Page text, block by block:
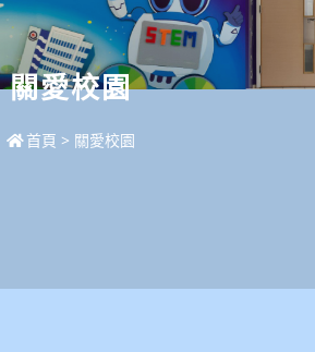
關愛校園
首頁 > 關愛校園